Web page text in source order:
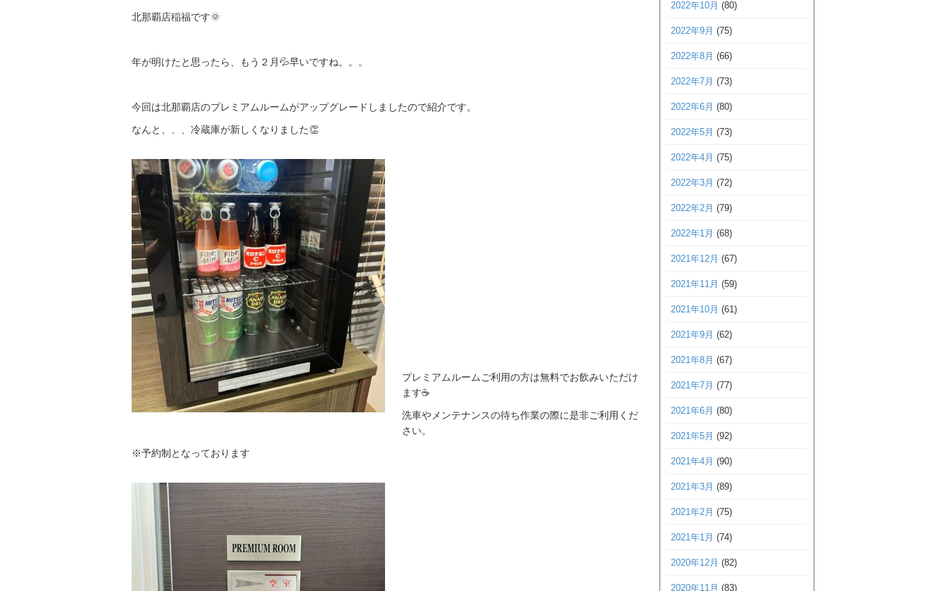
北那覇店稲福です🌞
年が明けたと思ったら、もう２月💦早いですね。。。
今回は北那覇店のプレミアムルームがアップグレードしましたので紹介です。
なんと、、、冷蔵庫が新しくなりました👏
プレミアムルームご利用の方は無料でお飲みいただけ
ます☕
洗車やメンテナンスの待ち作業の際に是非ご利用くだ
さい。
※予約制となっております
2022年10月 (80)
2022年9月 (75)
2022年8月 (66)
2022年7月 (73)
2022年6月 (80)
2022年5月 (73)
2022年4月 (75)
2022年3月 (72)
2022年2月 (79)
2022年1月 (68)
2021年12月 (67)
2021年11月 (59)
2021年10月 (61)
2021年9月 (62)
2021年8月 (67)
2021年7月 (77)
2021年6月 (80)
2021年5月 (92)
2021年4月 (90)
2021年3月 (89)
2021年2月 (75)
2021年1月 (74)
2020年12月 (82)
2020年11月 (83)